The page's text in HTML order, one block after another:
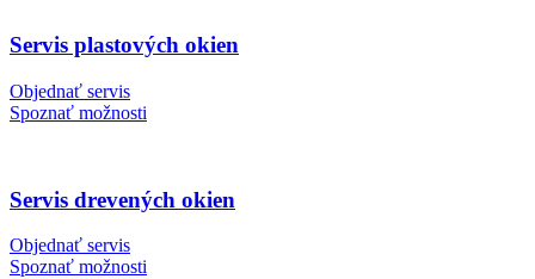
Servis plastových okien
Objednať servis
Spoznať možnosti
Servis drevených okien
Objednať servis
Spoznať možnosti